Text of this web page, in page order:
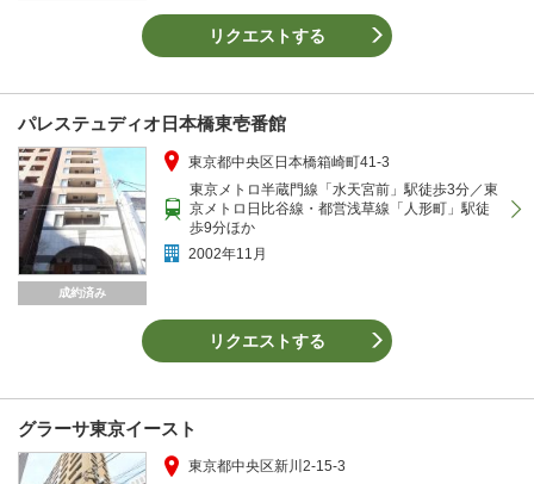
リクエストする
パレステュディオ日本橋東壱番館
成約済み
東京都中央区日本橋箱崎町41-3
東京メトロ半蔵門線「水天宮前」駅徒歩3分／東
京メトロ日比谷線・都営浅草線「人形町」駅徒
歩9分ほか
2002年11月
リクエストする
グラーサ東京イースト
東京都中央区新川2-15-3